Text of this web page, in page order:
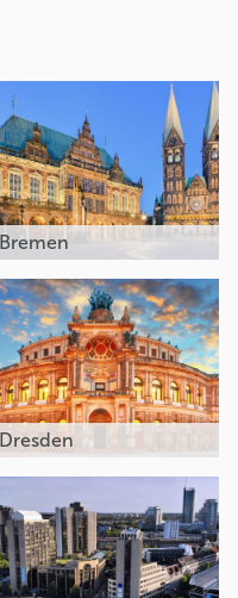
Bremen
Dresden